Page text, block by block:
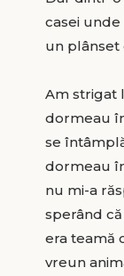
casei
un plânset
Am strigat
dormeau
se
dormeau
nu mi-a
sperând
era teamă
vreun